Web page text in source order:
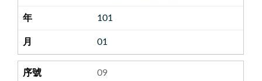
101
01
09